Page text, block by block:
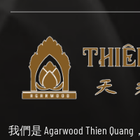
我們是 Agarwood Thien